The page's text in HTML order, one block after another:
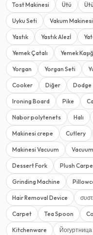
Tost Makinesi Ütü
Uyku Seti Vakum Makinesi
Yastık Yastık Alezİ
Yemek Çatalı Yemek
Yorgan Yorgan Seti
Cooker Diğer Dodge
Ironing Board Pike
Nabor polytenets Halı
Makinesi crepe Cutlery
Makinesi Vacuum
Dessert Fork Plush
Grinding Machine
Hair Removal Device
Carpet Tea Spoon
Kitchenware Йогуртница